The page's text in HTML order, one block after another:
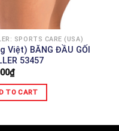
SPORTS CARE (USA)
Việt) BĂNG ĐẦU GỐI
53457
₫
TO CART